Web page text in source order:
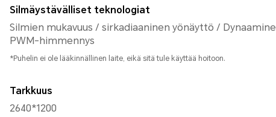
Silmäystävälliset teknologiat
Silmien mukavuus / sirkadiaaninen yönäyttö /
PWM-himmennys
*Puhelin ei ole lääkinnällinen laite, eikä sitä tule käyttää hoitoon.
Tarkkuus
2640*1200